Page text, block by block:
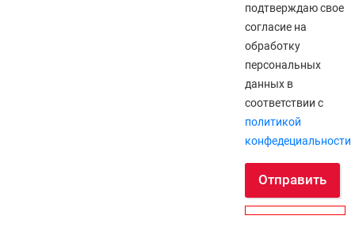
подтверждаю свое
согласие на
обработку
персональных
данных в
соответствии с
политикой
конфедециальности
Отправить